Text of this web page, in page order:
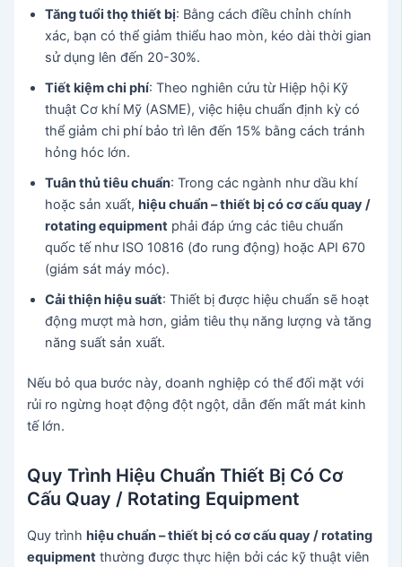
Tăng tuổi thọ thiết bị: Bằng cách điều chỉnh chính
xác, bạn có thể giảm thiểu hao mòn, kéo dài thời gian
sử dụng lên đến 20-30%.
Tiết kiệm chi phí: Theo nghiên cứu từ Hiệp hội Kỹ
thuật Cơ khí Mỹ (ASME), việc hiệu chuẩn định kỳ có
thể giảm chi phí bảo trì lên đến 15% bằng cách tránh
hỏng hóc lớn.
Tuân thủ tiêu chuẩn: Trong các ngành như dầu khí
hoặc sản xuất,hiệu chuẩn – thiết bị có cơ cấu quay /
rotating equipment phải đáp ứng các tiêu chuẩn
quốc tế như ISO 10816 (đo rung động) hoặc API 670
(giám sát máy móc).
Cải thiện hiệu suất: Thiết bị được hiệu chuẩn sẽ hoạt
động mượt mà hơn, giảm tiêu thụ năng lượng và tăng
năng suất sản xuất.
Nếu bỏ qua bước này, doanh nghiệp có thể đối mặt với
rủi ro ngừng hoạt động đột ngột, dẫn đến mất mát kinh
tế lớn.
Quy Trình Hiệu Chuẩn Thiết Bị Có Cơ
Cấu Quay / Rotating Equipment
Quy trình hiệu chuẩn – thiết bị có cơ cấu quay / rotating
equipment thường được thực hiện bởi các kỹ thuật viên